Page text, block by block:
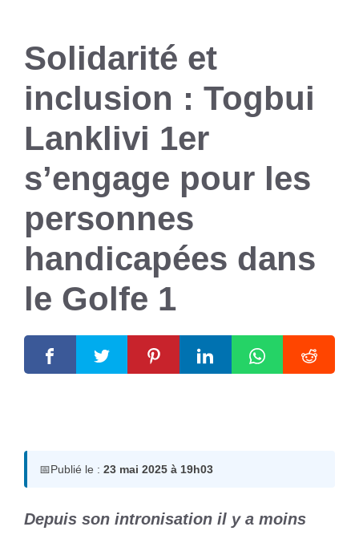
Solidarité et
inclusion : Togbui
Lanklivi 1er
s’engage pour les
personnes
handicapées dans
le Golfe 1
📅Publié le : 23 mai 2025 à 19h03
Depuis son intronisation il y a moins